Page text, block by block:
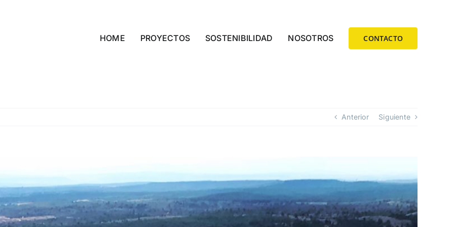
HOME PROYECTOS SOSTENIBILIDAD NOSOTROS CONTACTO
Anterior Siguiente